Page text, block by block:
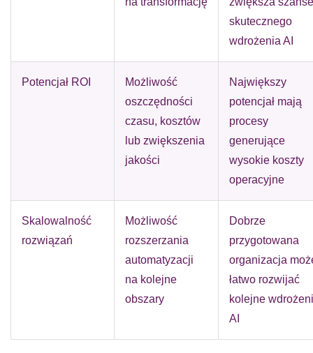
skutecznego
wdrożenia AI
Potencjał ROI
Możliwość
oszczędności
czasu, kosztów
lub zwiększenia
jakości
Największy
potencjał mają
procesy
generujące
wysokie koszty
operacyjne
Skalowalność
rozwiązań
Możliwość
rozszerzania
automatyzacji
na kolejne
obszary
Dobrze
przygotowana
organizacja
łatwo rozwijać
kolejne
AI